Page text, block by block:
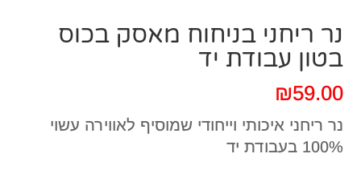
נר ריחני בניחוח מאסק בכוס
בטון עבודת יד
₪59.00
נר ריחני איכותי וייחודי שמוסיף לאווירה עשוי
100% בעבודת יד